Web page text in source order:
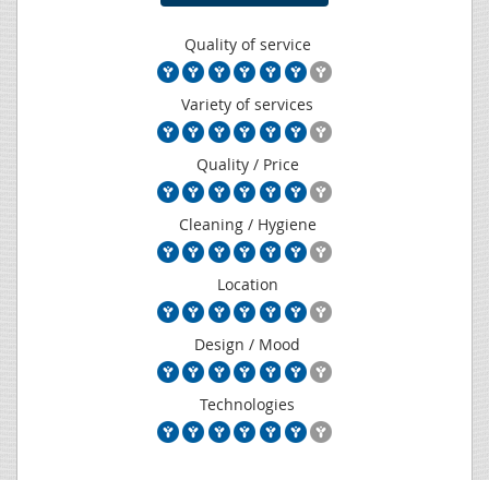
Quality of service
Variety of services
Quality / Price
Cleaning / Hygiene
Location
Design / Mood
Technologies